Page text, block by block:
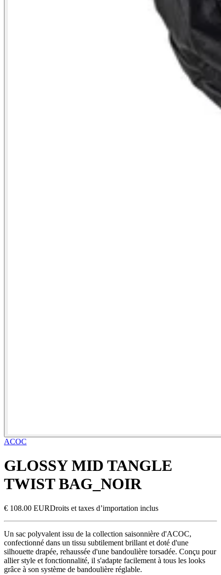
ACOC
GLOSSY MID TANGLE
TWIST BAG_NOIR
€ 108.00 EURDroits et taxes d’importation inclus
Un sac polyvalent issu de la collection saisonnière d'ACOC,
confectionné dans un tissu subtilement brillant et doté d'une
silhouette drapée, rehaussée d'une bandoulière torsadée. Conçu pour
allier style et fonctionnalité, il s'adapte facilement à tous les looks
grâce à son système de bandoulière réglable.